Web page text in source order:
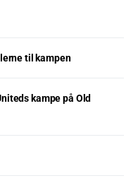
til kampen
kampe på Old